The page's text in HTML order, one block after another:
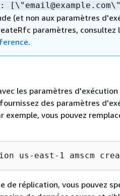
(et non aux paramètres
paramètres, consultez
.
les paramètres
des paramètres
exemple, vous pouvez
us-east-1 amscm
de réplication, vous pouvez